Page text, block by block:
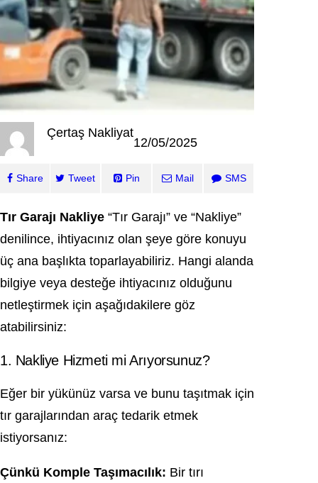
Çertaş Nakliyat
12/05/2025
Share Tweet Pin Mail SMS
Tır Garajı Nakliye “Tır Garajı” ve “Nakliye”
denilince, ihtiyacınız olan şeye göre konuyu
üç ana başlıkta toparlayabiliriz. Hangi alanda
bilgiye veya desteğe ihtiyacınız olduğunu
netleştirmek için aşağıdakilere göz
atabilirsiniz:
1. Nakliye Hizmeti mi Arıyorsunuz?
Eğer bir yükünüz varsa ve bunu taşıtmak için
tır garajlarından araç tedarik etmek
istiyorsanız:
Çünkü Komple Taşımacılık: Bir tırı